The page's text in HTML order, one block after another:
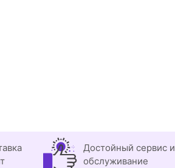
Достойный сервис и
обслуживание